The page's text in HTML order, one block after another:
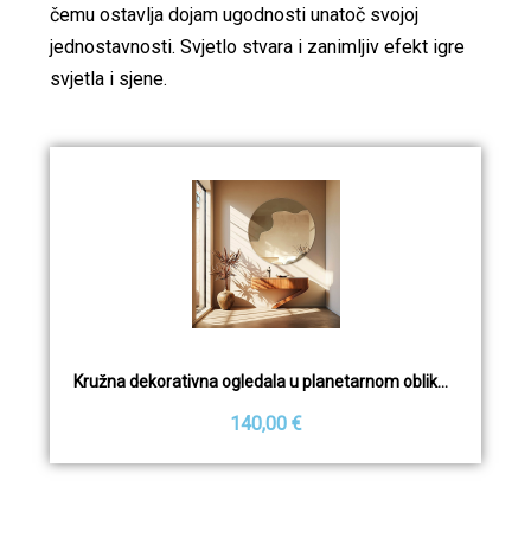
čemu ostavlja dojam ugodnosti unatoč svojoj
jednostavnosti. Svjetlo stvara i zanimljiv efekt igre
svjetla i sjene.
Kružna dekorativna ogledala u planetarnom obliku – ASTRALIS
140,00 €